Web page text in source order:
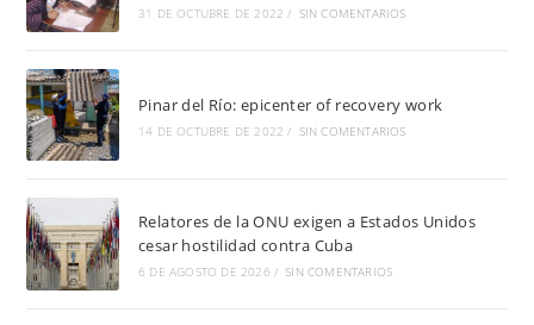
31 DE OCTUBRE DE 2022 / SIN COMENTARIOS
Pinar del Río: epicenter of recovery work
14 DE OCTUBRE DE 2022 / SIN COMENTARIOS
Relatores de la ONU exigen a Estados Unidos
cesar hostilidad contra Cuba
6 DE AGOSTO DE 2026 / SIN COMENTARIOS